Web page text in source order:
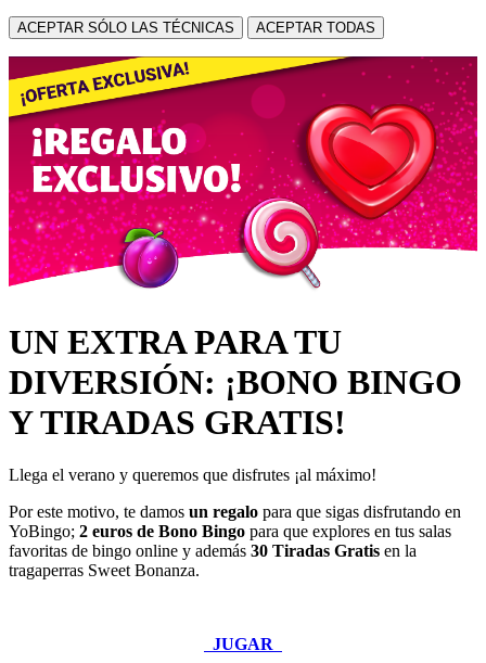
ACEPTAR SÓLO LAS TÉCNICAS ACEPTAR TODAS
UN EXTRA PARA TU
DIVERSIÓN: ¡BONO BINGO
Y TIRADAS GRATIS!
Llega el verano y queremos que disfrutes ¡al máximo!
Por este motivo, te damos un regalo para que sigas disfrutando en
YoBingo; 2 euros de Bono Bingo para que explores en tus salas
favoritas de bingo online y además 30 Tiradas Gratis en la
tragaperras Sweet Bonanza.
JUGAR